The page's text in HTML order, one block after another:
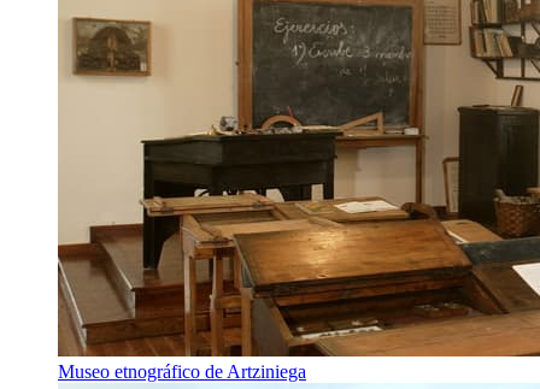
Museo etnográfico de Artziniega